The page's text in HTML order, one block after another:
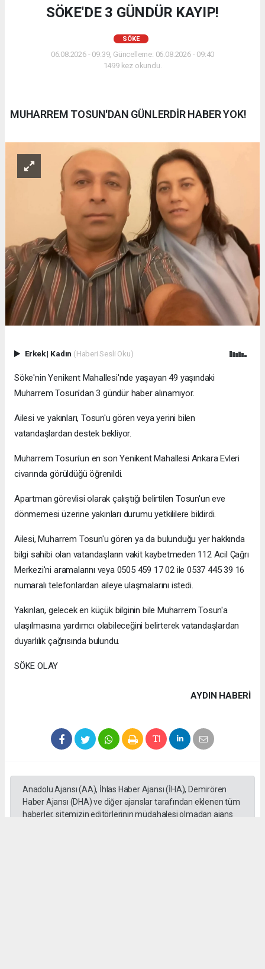
SÖKE'DE 3 GÜNDÜR KAYIP!
SÖKE
06.08.2026 - 09:39, Güncelleme: 06.08.2026 - 09:40
1499 kez okundu.
MUHARREM TOSUN'DAN GÜNLERDİR HABER YOK!
Erkek| Kadın (Haberi Sesli Oku)
Söke'nin Yenikent Mahallesi'nde yaşayan 49 yaşındaki
Muharrem Tosun'dan 3 gündür haber alınamıyor.
Ailesi ve yakınları, Tosun'u gören veya yerini bilen
vatandaşlardan destek bekliyor.
Muharrem Tosun'un en son Yenikent Mahallesi Ankara Evleri
civarında görüldüğü öğrenildi.
Apartman görevlisi olarak çalıştığı belirtilen Tosun'un eve
dönmemesi üzerine yakınları durumu yetkililere bildirdi.
Ailesi, Muharrem Tosun'u gören ya da bulunduğu yer hakkında
bilgi sahibi olan vatandaşların vakit kaybetmeden 112 Acil Çağrı
Merkezi'ni aramalarını veya 0505 459 17 02 ile 0537 445 39 16
numaralı telefonlardan aileye ulaşmalarını istedi.
Yakınları, gelecek en küçük bilginin bile Muharrem Tosun'a
ulaşılmasına yardımcı olabileceğini belirterek vatandaşlardan
duyarlılık çağrısında bulundu.
SÖKE OLAY
AYDIN HABERİ
Anadolu Ajansı (AA), İhlas Haber Ajansı (İHA), Demirören
Haber Ajansı (DHA) ve diğer ajanslar tarafından eklenen tüm
haberler, sitemizin editörlerinin müdahalesi olmadan ajans